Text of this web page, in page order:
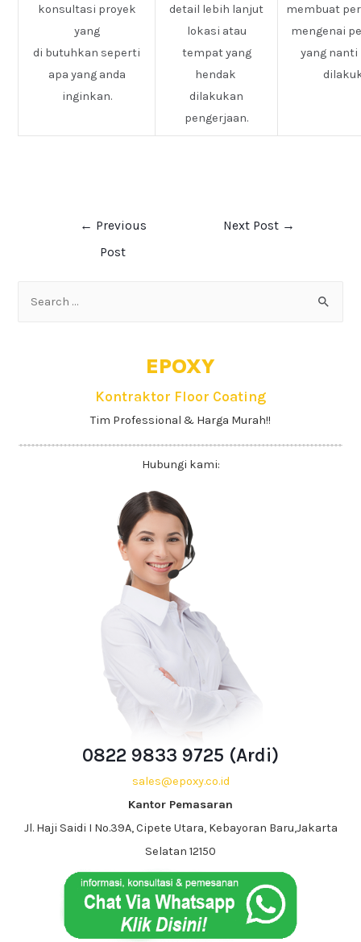
konsultasi proyek
yang
di butuhkan seperti
apa yang anda
inginkan.
detail lebih lanjut
lokasi atau
tempat yang
hendak
dilakukan
pengerjaan.
membuat
mengenai
yang nanti
← Previous
Post
Next Post →
EPOXY
Kontraktor Floor Coating
Tim Professional & Harga Murah!!
Hubungi kami:
0822 9833 9725 (Ardi)
sales@epoxy.co.id
Kantor Pemasaran
Jl. Haji Saidi I No.39A, Cipete Utara, Kebayoran Baru,Jakarta
Selatan 12150